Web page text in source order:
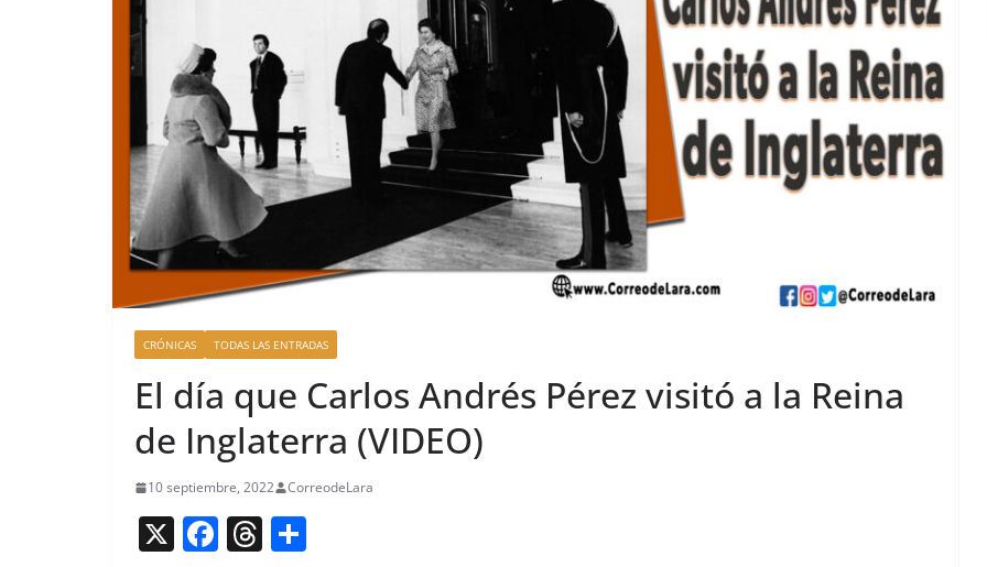
CRÓNICAS TODAS LAS ENTRADAS
El día que Carlos Andrés Pérez visitó a la Reina
de Inglaterra (VIDEO)
10 septiembre, 2022 CorreodeLara
X F T